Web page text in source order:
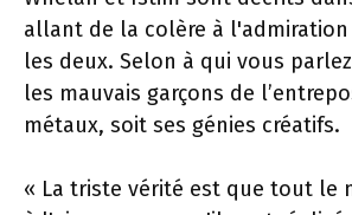
allant de la colère à
les deux. Selon à qui vous
les mauvais garçons de
métaux, soit ses génies créatifs.
« La triste vérité est que tout le